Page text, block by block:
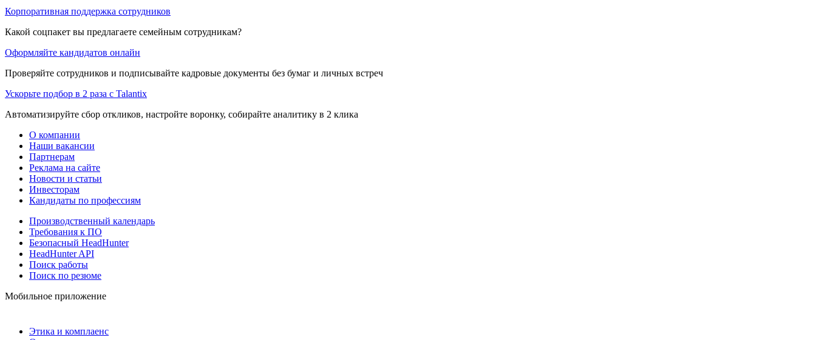
Корпоративная поддержка сотрудников
Какой соцпакет вы предлагаете семейным сотрудникам?
Оформляйте кандидатов онлайн
Проверяйте сотрудников и подписывайте кадровые документы без бумаг и личных встреч
Ускорьте подбор в 2 раза с Talantix
Автоматизируйте сбор откликов, настройте воронку, собирайте аналитику в 2 клика
О компании
Наши вакансии
Партнерам
Реклама на сайте
Новости и статьи
Инвесторам
Кандидаты по профессиям
Производственный календарь
Требования к ПО
Безопасный HeadHunter
HeadHunter API
Поиск работы
Поиск по резюме
Мобильное приложение
Этика и комплаенс